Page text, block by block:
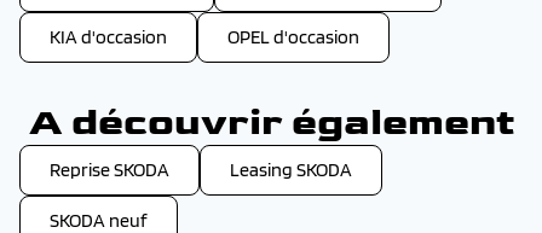
KIA d'occasion OPEL d'occasion
A découvrir également
Reprise SKODA Leasing SKODA
SKODA neuf